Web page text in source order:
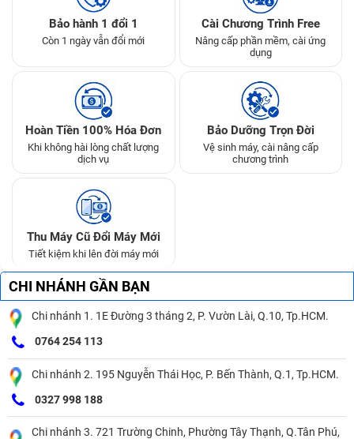
Bảo hành 1 đổi 1
Còn 1 ngày vẫn đổi mới
Cài Chương Trình Free
Nâng cấp phần mềm, cài ứng
dụng
Hoàn Tiền 100% Hóa Đơn
Khi không hài lòng chất lượng
dịch vụ
Bảo Dưỡng Trọn Đời
Vệ sinh máy, cài nâng cấp
chương trình
Thu Máy Cũ Đổi Máy Mới
Tiết kiệm khi lên đời máy mới
CHI NHÁNH GẦN BẠN
Chi nhánh 1. 1E Đường 3 tháng 2, P. Vườn Lài, Q.10, Tp.HCM.
0764 254 113
Chi nhánh 2. 195 Nguyễn Thái Học, P. Bến Thành, Q.1, Tp.HCM.
0327 998 188
Chi nhánh 3. 721 Trường Chinh, Phường Tây Thạnh, Q.Tân Phú,